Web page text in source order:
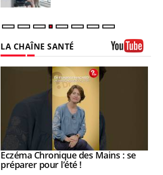
LA CHAÎNE SANTÉ
Youtube
Eczéma Chronique des Mains : se
préparer pour l’été !Youtube